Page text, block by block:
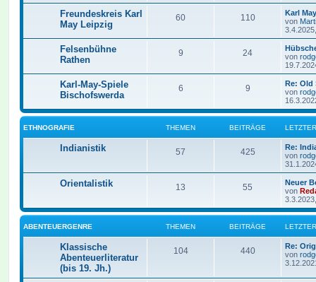
Freundeskreis Karl
May Leipzig
60 110
Karl
von
Felsenbühne
Rathen
9 24
von
Karl-May-Spiele
Bischofswerda
6 9
Re: Old
von
ETHNOGRAFIE THEMEN BEITRÄGE
Indianistik 57 425
Re:
von
Orientalistik 13 55
Neuer
von
ABENTEUERGENRE THEMEN BEITRÄGE
Klassische
Abenteuerliteratur
(bis 19. Jh.)
104 440
Re:
von